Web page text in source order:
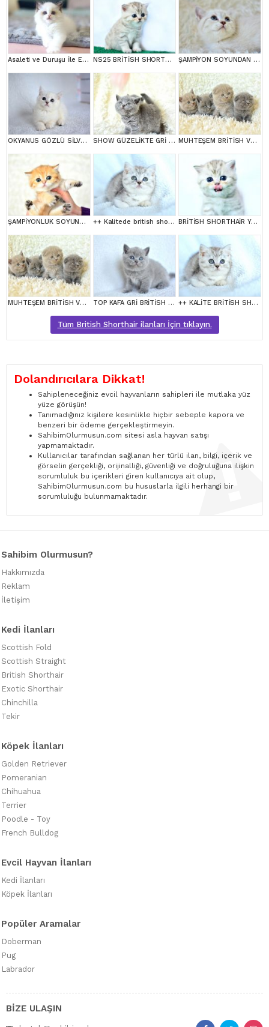
Asaleti ve Duruşu İle Eşsiz Güzellikte Ragdoll NS25 BRİTİSH SHORTHAİR ŞAMPİYON SOYUNDAN LYNX BRİTİSH SHORTHAİR
OKYANUS GÖZLÜ SİLVER POİNT BRİTİSH SHORTHAİR YAVRUMUZ SHOW GÜZELİKTE GRİ BRİTİSH SHORTHAİR YAVRUMUZ MUHTEŞEM BRİTİSH VE SCOTTİSH YAVRULAR
ŞAMPİYONLUK SOYUNDAN NY11 GOLDEN BRİTİSH SHORTHAİR ++ Kalitede british shorthair BRİTİSH SHORTHAİR YAVRUMUZ
MUHTEŞEM BRİTİSH VE SCOTTİSH YAVRULAR TOP KAFA GRİ BRİTİSH SHORTHAİR YAVRUMUZ ++ KALİTE BRİTİSH SHORTHAİR
Tüm British Shorthair ilanları İçin tıklayın.
Dolandırıcılara Dikkat!
Sahipleneceğiniz evcil hayvanların sahipleri ile mutlaka yüz
yüze görüşün!
Tanımadığınız kişilere kesinlikle hiçbir sebeple kapora ve
benzeri bir ödeme gerçekleştirmeyin.
SahibimOlurmusun.com sitesi asla hayvan satışı
yapmamaktadır.
Kullanıcılar tarafından sağlanan her türlü ilan, bilgi, içerik ve
görselin gerçekliği, orijinalliği, güvenliği ve doğruluğuna ilişkin
sorumluluk bu içerikleri giren kullanıcıya ait olup,
SahibimOlurmusun.com bu hususlarla ilgili herhangi bir
sorumluluğu bulunmamaktadır.
Sahibim Olurmusun?
Hakkımızda
Reklam
İletişim
Kedi İlanları
Scottish Fold
Scottish Straight
British Shorthair
Exotic Shorthair
Chinchilla
Tekir
Köpek İlanları
Golden Retriever
Pomeranian
Chihuahua
Terrier
Poodle - Toy
French Bulldog
Evcil Hayvan İlanları
Kedi İlanları
Köpek İlanları
Popüler Aramalar
Doberman
Pug
Labrador
BİZE ULAŞIN